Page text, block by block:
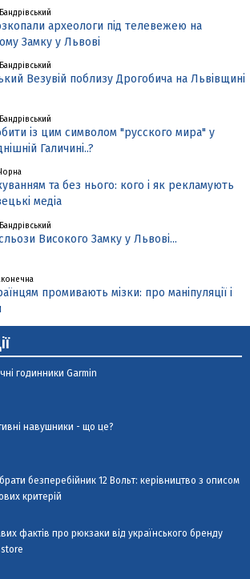
археологи під телевежею на
Замку у Львові
Везувій поблизу Дрогобича на Львівщині
із цим символом "русского мира" у
Галичині..?
та без нього: кого і як рекламують
медіа
сльози Високого Замку у Львові...
промивають мізки: про маніпуляції і
годинники Garmin
навушники - що це?
безперебійник 12 Вольт: керівництво з описом
критерій
фактів про рюкзаки від українського бренду